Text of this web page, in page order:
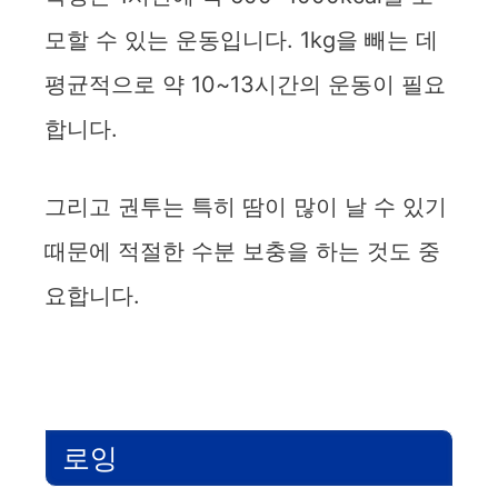
모할 수 있는 운동입니다. 1kg을 빼는 데
평균적으로 약 10~13시간의 운동이 필요
합니다.
그리고 권투는 특히 땀이 많이 날 수 있기
때문에 적절한 수분 보충을 하는 것도 중
요합니다.
로잉